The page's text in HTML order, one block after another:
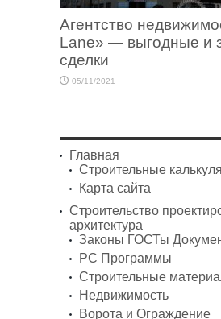
Агентство
Lane» — выгодные и
сделки
05/11/2021
Главная
Строительные
Карта сайта
Строительство
архитектура
Законы ГОСТы
PC Программы
Строительные
Недвижимость
Ворота и Ограждение